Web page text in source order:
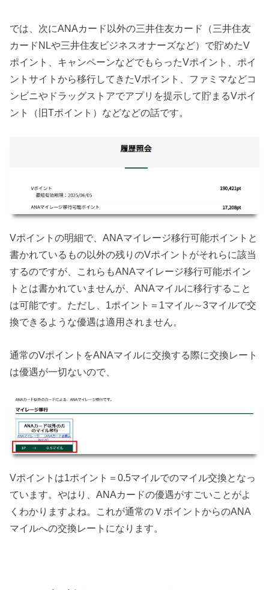
では、次にANAカード以外の三井住友カード（三井住友
カードNLや三井住友ビジネスオナーズなど）で貯めたV
ポイント、キャンペーンなどでもらったVポイント、ポイ
ントサイトから移行してきたVポイント、ファミマなどコ
ンビニやドラッグストアでアプリを提示して貯まるVポイ
ント（旧Tポイント）などなどの話です。
Vポイントの明細で、ANAマイレージ移行可能ポイントと
書かれているもの以外の残りのVポイントがそれらに該当
するのですが、これらもANAマイレージ移行可能ポイン
トとは書かれていませんが、ANAマイルに移行すること
は可能です。ただし、1ポイント＝1マイル～3マイルで交
換できるような優遇は適用されません。
通常のVポイントをANAマイルに交換する際に交換レート
は優遇が一切ないので、
Vポイントは1ポイント＝0.5マイルでのマイル交換となっ
ています。やはり、ANAカードの優遇がすごいことがよ
くわかりますよね。これが通常のＶポイントからのANA
マイルへの交換レートになります。